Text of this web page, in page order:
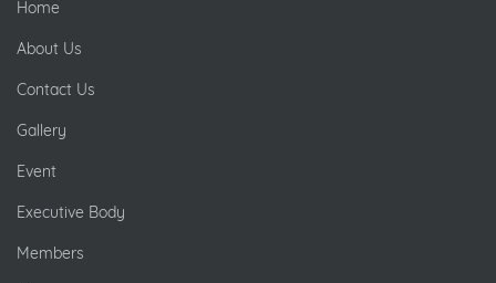
Home
About Us
Contact Us
Gallery
Event
Executive Body
Members